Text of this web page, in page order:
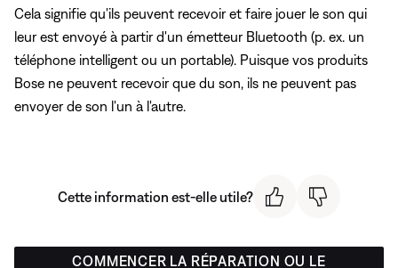
Cela signifie qu'ils peuvent recevoir et faire jouer le son qui
leur est envoyé à partir d'un émetteur Bluetooth (p. ex. un
téléphone intelligent ou un portable). Puisque vos produits
Bose ne peuvent recevoir que du son, ils ne peuvent pas
envoyer de son l'un à l'autre.
Cette information est-elle utile?
COMMENCER LA RÉPARATION OU LE